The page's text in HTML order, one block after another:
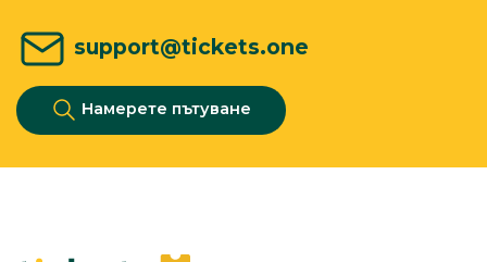
support@tickets.one
Намерете пътуване